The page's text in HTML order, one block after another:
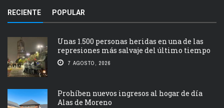
RECIENTE POPULAR
Unas 1.500 personas heridas en una de las
represiones más salvaje del último tiempo
7 AGOSTO, 2026
Prohíben nuevos ingresos al hogar de día
Alas de Moreno